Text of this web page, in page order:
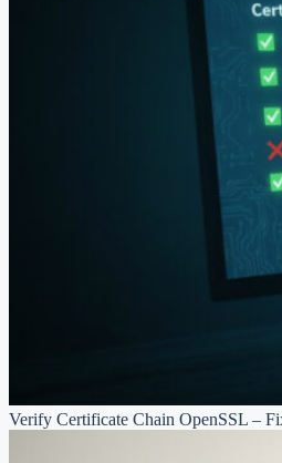
Verify Certificate Chain OpenSSL –